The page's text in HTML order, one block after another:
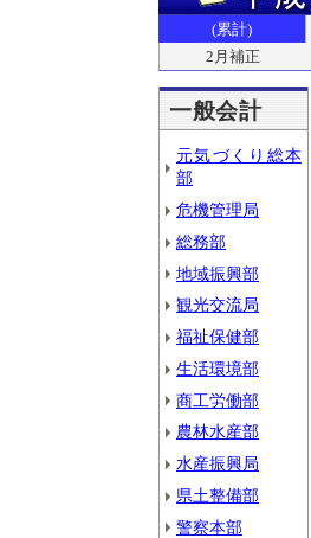
(累計)
2月補正
一般会計
元気づくり総本
部
危機管理局
総務部
地域振興部
観光交流局
福祉保健部
生活環境部
商工労働部
農林水産部
水産振興局
県土整備部
警察本部